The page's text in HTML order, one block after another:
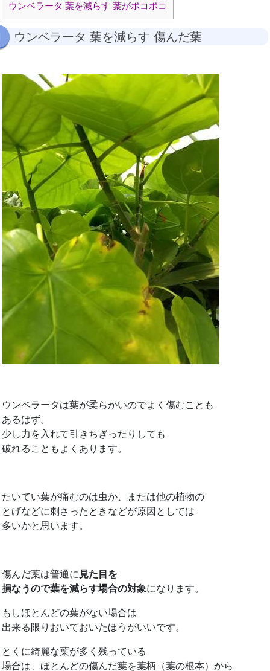
ウンベラータ 葉を減らす 葉がボコボコ
ウンベラータ 葉を減らす 傷んだ葉
ウンベラータは葉が柔らかいのでよく傷むことも
あるはず。
少し力を入れて引きちぎったりしても
破れることもよくあります。
たいてい葉が痛むのは虫か、または他の植物の
とげなどに刺さったときなどが原因としては
多いかと思います。
傷んだ葉は普通に 見た目を
損なうので葉を減らす場合の対象になります。
もしほとんどの葉がない場合は
出来る限りおいておいたほうがいいです。
とくに綺麗な葉が多く残っている
場合は、ほとんどの傷んだ葉を葉柄（葉の根本）から